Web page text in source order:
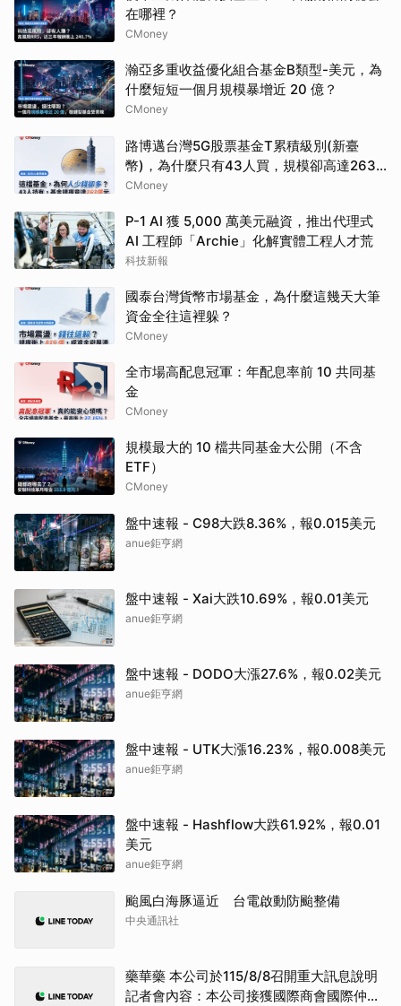
在哪裡？
CMoney
瀚亞多重收益優化組合基金B類型-美元，為
什麼短短一個月規模暴增近 20 億？
CMoney
路博邁台灣5G股票基金T累積級別(新臺
幣)，為什麼只有43人買，規模卻高達263
億？
CMoney
P-1 AI 獲 5,000 萬美元融資，推出代理式
AI 工程師「Archie」化解實體工程人才荒
科技新報
國泰台灣貨幣市場基金，為什麼這幾天大筆
資金全往這裡躲？
CMoney
全市場高配息冠軍：年配息率前 10 共同基
金
CMoney
規模最大的 10 檔共同基金大公開（不含
ETF）
CMoney
盤中速報 - C98大跌8.36%，報0.015美元
anue鉅亨網
盤中速報 - Xai大跌10.69%，報0.01美元
anue鉅亨網
盤中速報 - DODO大漲27.6%，報0.02美元
anue鉅亨網
盤中速報 - UTK大漲16.23%，報0.008美元
anue鉅亨網
盤中速報 - Hashflow大跌61.92%，報0.01
美元
anue鉅亨網
颱風白海豚逼近 台電啟動防颱整備
中央通訊社
藥華藥 本公司於115/8/8召開重大訊息說明
記者會內容：本公司接獲國際商會國際仲裁